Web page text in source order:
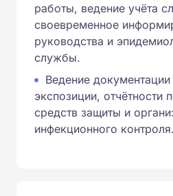
работы, ведение учёта
своевременное
руководства и
службы.
Ведение
экспозиции, отчётности
средств защиты и
инфекционного контроля.